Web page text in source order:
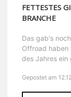
FETTESTES
BRANCHE
Das gab's
Offroad haben
des Jahres ein
Gepostet am